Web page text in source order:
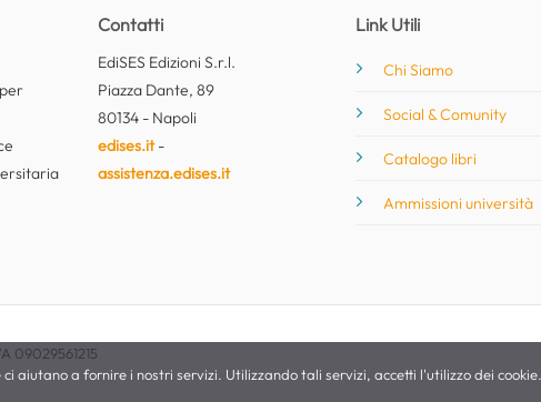
Contatti
EdiSES Edizioni S.r.l.
Piazza Dante, 89
80134 - Napoli
edises.it-
assistenza.edises.it
Link Utili
Chi Siamo
Social & Comunity
Catalogo libri
Ammissioni università
09029561215
ci aiutano a fornire i nostri servizi. Utilizzando tali servizi, accetti l'utilizzo dei cookie.